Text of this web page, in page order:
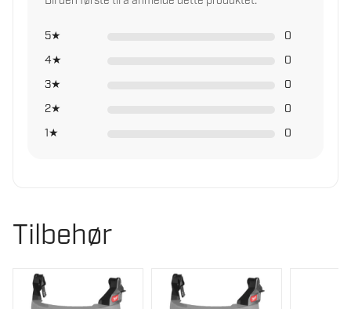
Annet verneutstyr
5★
0
4★
0
3★
0
2★
0
1★
0
Tilbehør